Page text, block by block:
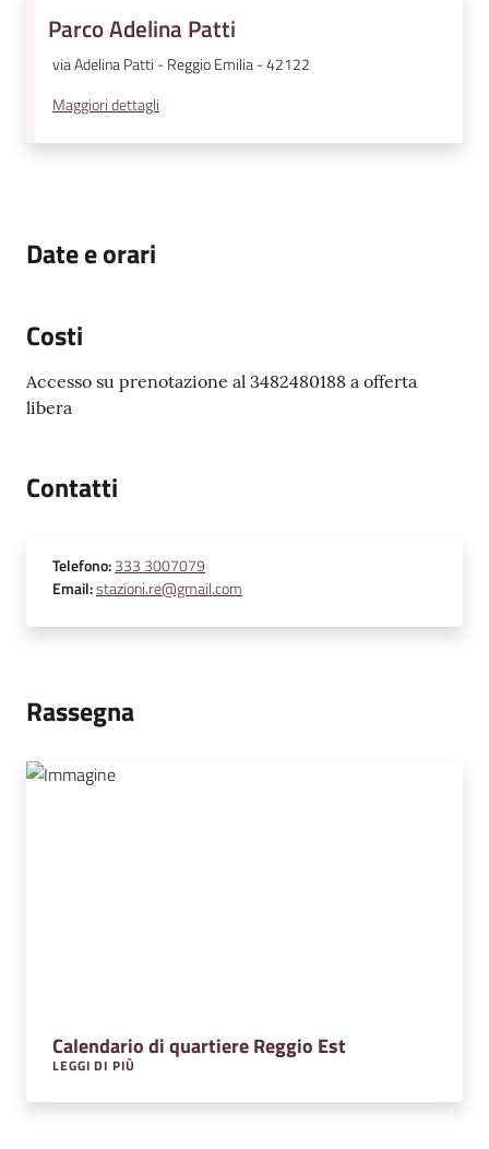
Parco Adelina Patti
via Adelina Patti - Reggio Emilia - 42122
Maggiori dettagli
Date e orari
Costi
Accesso su prenotazione al 3482480188 a offerta
libera
Contatti
Telefono:333 3007079
Email:stazioni.re@gmail.com
Rassegna
Calendario di quartiere Reggio Est
LEGGI DI PIÙ